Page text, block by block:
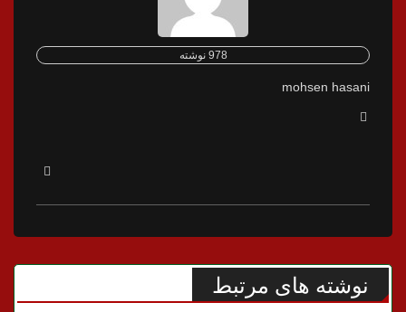
978 نوشته
mohsen hasani
نوشته های مرتبط
آموزش و پرورش